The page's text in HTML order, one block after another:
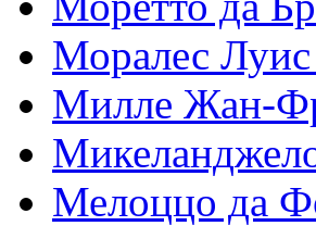
Моралес Луис
Милле Жан-
Мелоццо да